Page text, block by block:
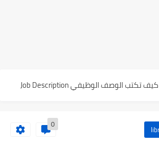
كيف تختار اسم مناسب لمشروعك التجاري
0